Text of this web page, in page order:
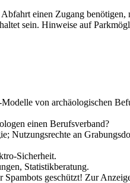
einen Zugang
sein. Hinweise auf
von archäologischen
einen Berufsverband?
Nutzungsrechte an
Sicherheit.
Statistikberatung.
geschützt! Zur